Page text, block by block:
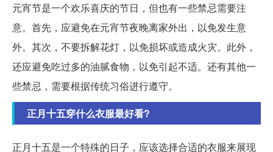
元宵节是一个欢乐喜庆的节日，但也有一些禁忌需要注
意。首先，应避免在元宵节夜晚离家外出，以免发生意
外。其次，不要拆解花灯，以免损坏或造成火灾。此外，
还应避免吃过多的油腻食物，以免引起不适。还有其他一
些禁忌，需要根据传统习俗进行遵守。
正月十五穿什么衣服最好看?
正月十五是一个特殊的日子，应该选择合适的衣服来展现